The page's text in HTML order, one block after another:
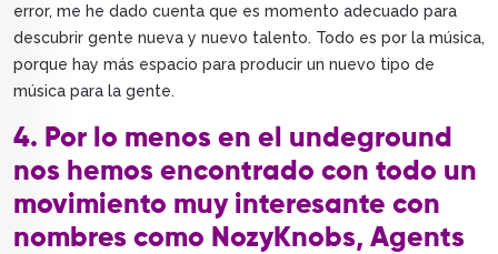
error, me he dado cuenta que es momento adecuado para
descubrir gente nueva y nuevo talento. Todo es por la música,
porque hay más espacio para producir un nuevo tipo de
música para la gente.
4. Por lo menos en el undeground
nos hemos encontrado con todo un
movimiento muy interesante con
nombres como NozyKnobs, Agents